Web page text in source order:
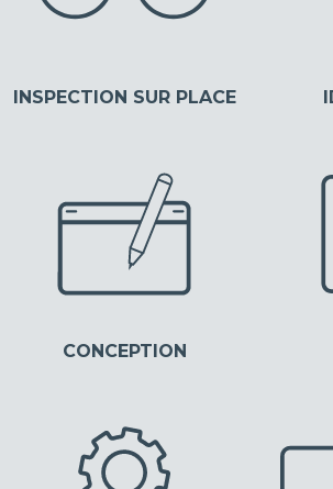
INSPECTION SUR PLACE
CONCEPTION